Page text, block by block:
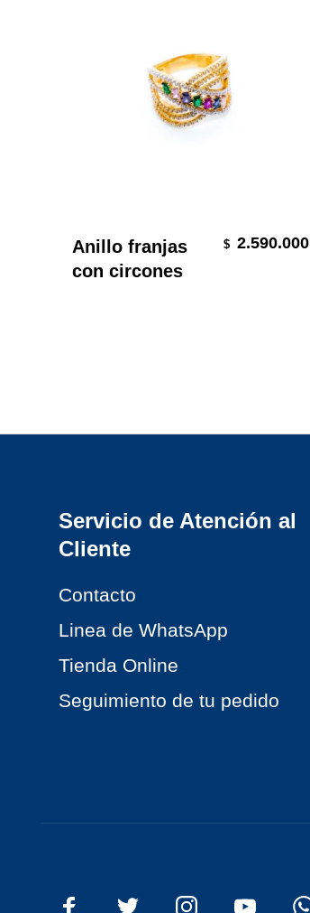
Anillo franjas
con circones
$ 2.590.000
Servicio de Atención al
Cliente
Contacto
Linea de WhatsApp
Tienda Online
Seguimiento de tu pedido